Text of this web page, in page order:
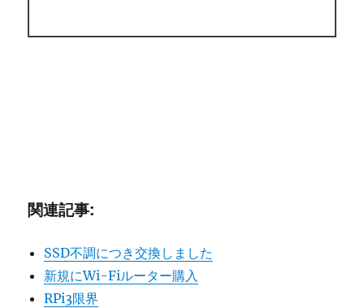
関連記事:
SSD不調につき交換しました
新規にWi-Fiルーター購入
RPi3限界